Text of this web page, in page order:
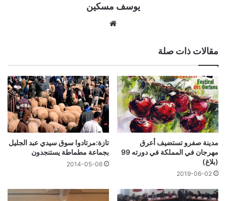
يوسف مسكين
مقالات ذات صلة
مدينة صفرو تستضيف أعرق
مهرجان في المملكة في دورته 99
(بلاغ)
2019-06-02
تازة:مرتادوا سوق سيدي عبد الجليل
بجماعة مطماطة يستنجدون
2014-05-06